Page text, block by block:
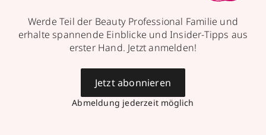
Werde Teil der Beauty Professional Familie und
erhalte spannende Einblicke und Insider-Tipps aus
erster Hand. Jetzt anmelden!
Abmeldung jederzeit möglich
Jetzt abonnieren